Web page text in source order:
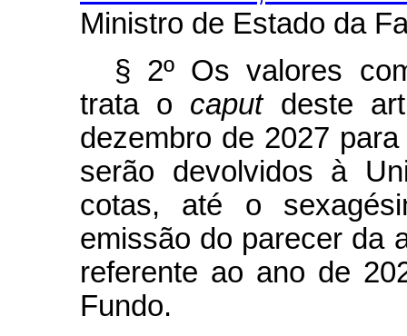
Ministro de Estado da
§ 2º Os valores
trata o caputdeste
dezembro de 2027
serão devolvidos à
cotas, até o
emissão do parecer da
referente ao ano de
Fundo.